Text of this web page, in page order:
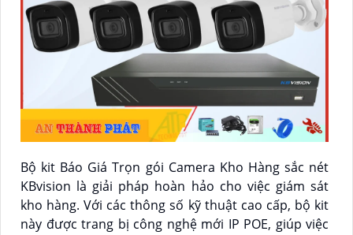
Bộ kit Báo Giá Trọn gói Camera Kho Hàng sắc nét
KBvision là giải pháp hoàn hảo cho việc giám sát
kho hàng. Với các thông số kỹ thuật cao cấp, bộ kit
này được trang bị công nghệ mới IP POE, giúp việc